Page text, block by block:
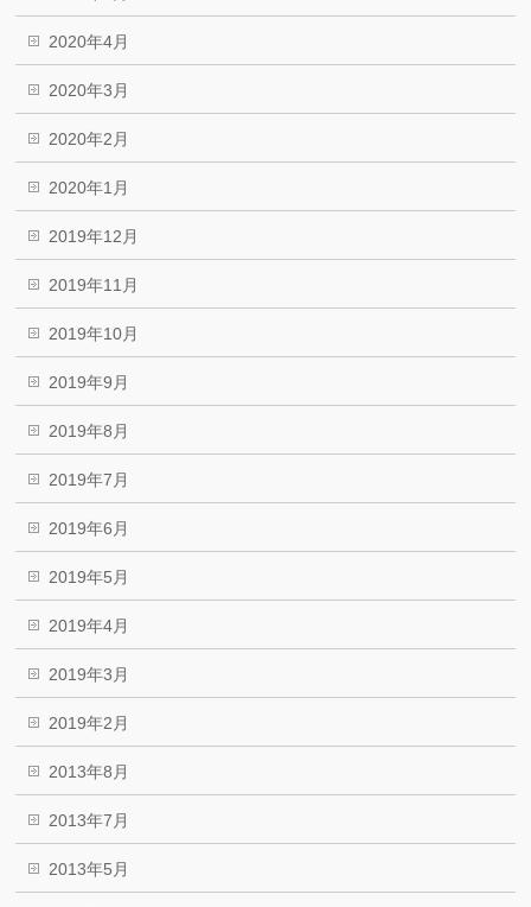
2020年4月
2020年3月
2020年2月
2020年1月
2019年12月
2019年11月
2019年10月
2019年9月
2019年8月
2019年7月
2019年6月
2019年5月
2019年4月
2019年3月
2019年2月
2013年8月
2013年7月
2013年5月